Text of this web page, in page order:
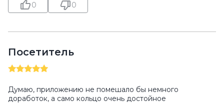
0 0
Посетитель
Думаю, приложению не помешало бы немного
доработок, а само кольцо очень достойное